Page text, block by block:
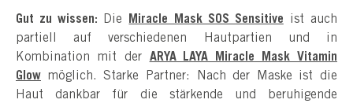
Gut zu wissen: Die Miracle Mask SOS Sensitive ist auch
partiell auf verschiedenen Hautpartien und in
Kombination mit der ARYA LAYA Miracle Mask Vitamin
Glow möglich. Starke Partner: Nach der Maske ist die
Haut dankbar für die stärkende und beruhigende